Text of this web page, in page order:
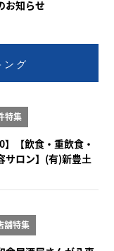
お知らせ
ング
特集
】【飲食・重飲食・
サロン】(有)新豊土
舗特集